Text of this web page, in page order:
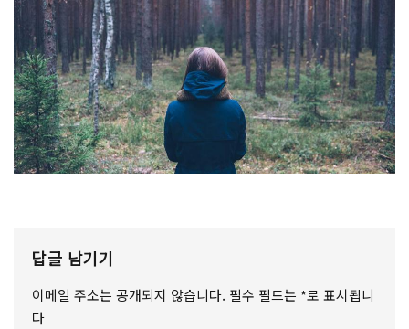
답글 남기기
이메일 주소는 공개되지 않습니다. 필수 필드는 *로 표시됩니
다